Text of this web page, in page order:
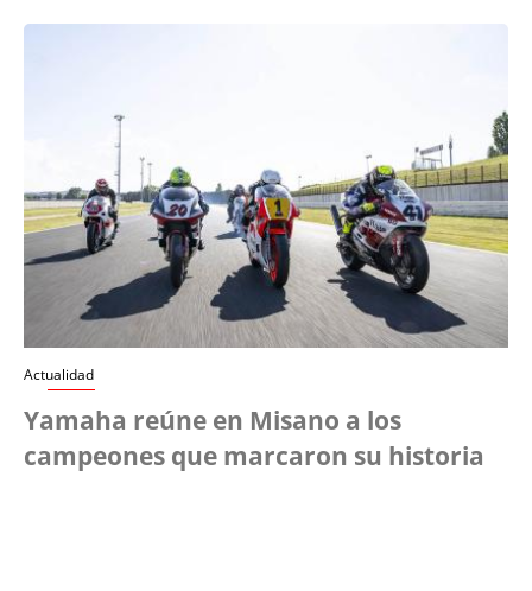
Actualidad
Yamaha reúne en Misano a los
campeones que marcaron su historia